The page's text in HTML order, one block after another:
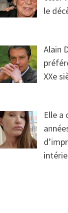
le
Alain
XXe
Elle a